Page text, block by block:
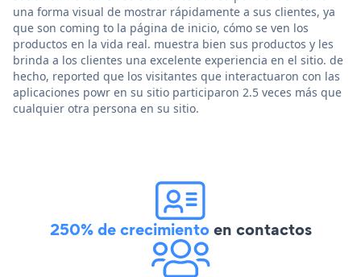
una forma visual de mostrar rápidamente a sus clientes, ya
que son coming to la página de inicio, cómo se ven los
productos en la vida real. muestra bien sus productos y les
brinda a los clientes una excelente experiencia en el sitio. de
hecho, reported que los visitantes que interactuaron con las
aplicaciones powr en su sitio participaron 2.5 veces más que
cualquier otra persona en su sitio.
250% de crecimientoen contactos